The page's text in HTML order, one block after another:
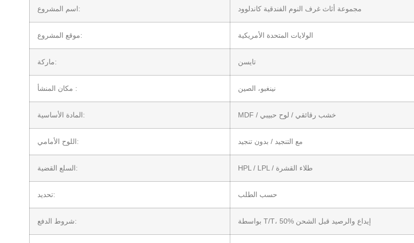
اسم المشروع: مجموعة أثاث غرف النوم الفندقية كاندلوود
موقع المشروع: الولايات المتحدة الأمريكية
ماركة: تايسن
مكان المنشأ : نينغبو، الصين
المادة الأساسية: MDF / خشب رقائقي / لوح حبيبي
اللوح الأمامي: مع التنجيد / بدون تنجيد
السلع القضية: HPL / LPL / طلاء القشرة
تحديد: حسب الطلب
شروط الدفع: بواسطة T/T، 50% إيداع والرصيد قبل الشحن